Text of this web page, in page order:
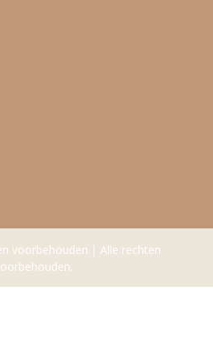
voorbehouden.| Alle rechten